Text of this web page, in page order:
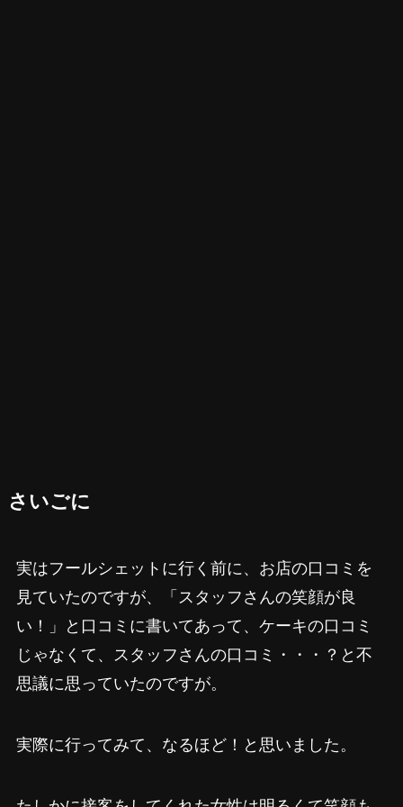
さいごに
実はフールシェットに行く前に、お店の口コミを
見ていたのですが、「スタッフさんの笑顔が良
い！」と口コミに書いてあって、ケーキの口コミ
じゃなくて、スタッフさんの口コミ・・・？と不
思議に思っていたのですが。
実際に行ってみて、なるほど！と思いました。